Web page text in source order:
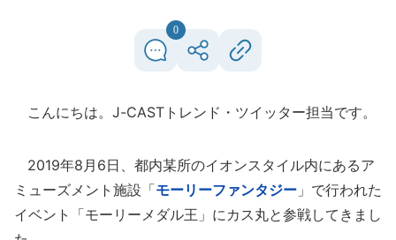
0
こんにちは。J-CASTトレンド・ツイッター担当です。
2019年8月6日、都内某所のイオンスタイル内にあるア
ミューズメント施設「モーリーファンタジー 」で行われた
イベント「モーリーメダル王」にカス丸と参戦してきまし